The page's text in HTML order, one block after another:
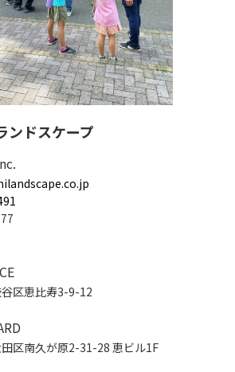
ンドスケープ
区恵比寿3-9-12
区南久が原2-31-28 恵ビル1F